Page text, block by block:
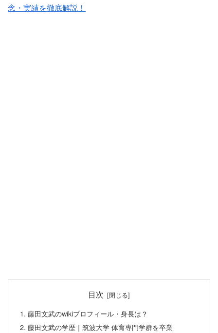
念・実績を徹底解説！
目次
藤田文武のwikiプロフィール・身長は？
藤田文武の学歴｜筑波大学 体育専門学群を卒業